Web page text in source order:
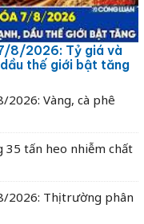
8/2026: Tỷ giá và
thế giới bật tăng
2026: Vàng, cà phê
35 tấn heo nhiễm chất
2026: Thị trường phân